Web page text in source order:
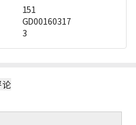
151
GD00160317
3
论